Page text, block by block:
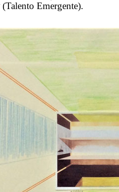
Emergente).